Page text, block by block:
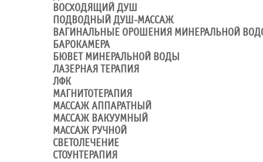
ВОСХОДЯЩИЙ ДУШ
ПОДВОДНЫЙ ДУШ-МАССАЖ
ВАГИНАЛЬНЫЕ ОРОШЕНИЯ МИНЕРАЛЬНОЙ
БАРОКАМЕРА
БЮВЕТ МИНЕРАЛЬНОЙ ВОДЫ
ЛАЗЕРНАЯ ТЕРАПИЯ
ЛФК
МАГНИТОТЕРАПИЯ
МАССАЖ АППАРАТНЫЙ
МАССАЖ ВАКУУМНЫЙ
МАССАЖ РУЧНОЙ
СВЕТОЛЕЧЕНИЕ
СТОУНТЕРАПИЯ